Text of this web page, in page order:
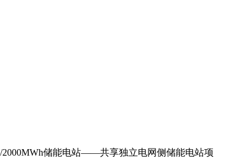
2000MWh储能电站——共享独立电网侧储能电站项